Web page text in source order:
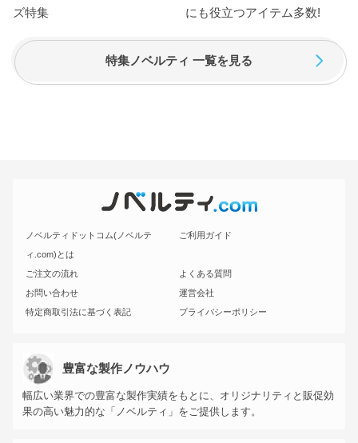
特集ノベルティ 一覧を見る
ノベルティドットコム(ノベルテ
ィ.com)とは
ご利用ガイド
ご注文の流れ
よくある質問
お問い合わせ
運営会社
特定商取引法に基づく表記
プライバシーポリシー
豊富な製作ノウハウ
幅広い業界での豊富な製作実績をもとに、オリジナリティと販促効
果の高い魅力的な「ノベルティ」をご提供します。